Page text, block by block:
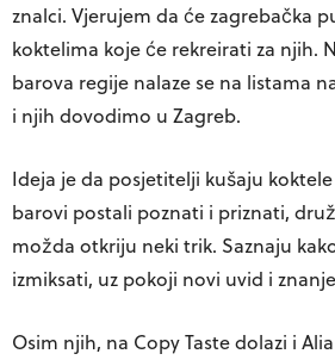
znalci. Vjerujem da će zagrebačka
koktelima koje će rekreirati za njih.
barova regije nalaze se na listama
i njih dovodimo u Zagreb.
Ideja je da posjetitelji kušaju
barovi postali poznati i priznati,
možda otkriju neki trik. Saznaju
izmiksati, uz pokoji novi uvid i
Osim njih, na Copy Taste dolazi i